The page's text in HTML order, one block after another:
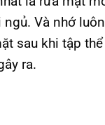
Và nhớ
sau khi tập
ra.